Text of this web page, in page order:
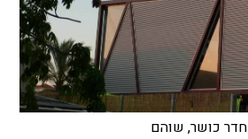
חדר כושר, שוהם